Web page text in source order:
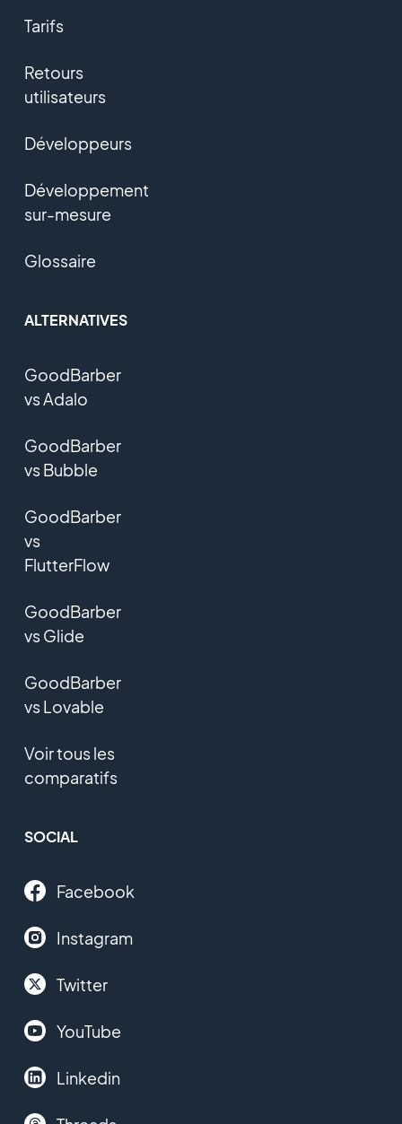
Tarifs
Retours
utilisateurs
Développeurs
Développement
sur-mesure
Glossaire
ALTERNATIVES
GoodBarber
vs Adalo
GoodBarber
vs Bubble
GoodBarber
vs
FlutterFlow
GoodBarber
vs Glide
GoodBarber
vs Lovable
Voir tous les
comparatifs
SOCIAL
Facebook
Instagram
Twitter
YouTube
Linkedin